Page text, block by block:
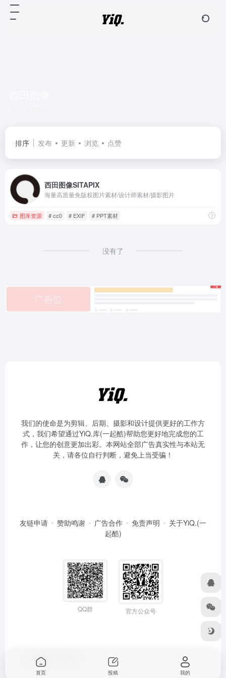
排序 发布 更新 浏览 点赞
西田图像SITAPIX
海量高质量免版权图片素材/设计师素材/摄影图片
图库资源 # cc0 # EXIF # PPT素材
没有了
我们的使命是为剪辑、后期、摄影和设计提供更好的工作方
式，我们希望通过YiQ.库(一起酷)帮助您更好地完成您的工
作，让您的创意更加出彩。本网站全部广告真实性与本站无
关，请各位自行判断，避免上当受骗！
友链申请 赞助鸣谢 广告合作 免责声明
关于YiQ.(一
起酷)
QQ群 官方公众号
OneNav
首页 投稿 我的